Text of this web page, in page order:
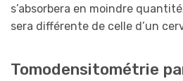
s’absorbera en moindre
sera différente de celle d’un
Tomodensitométrie